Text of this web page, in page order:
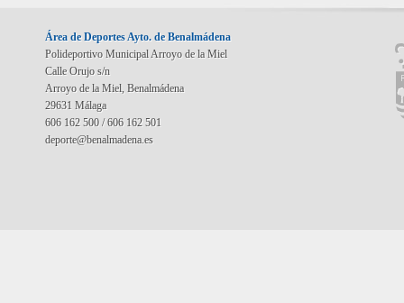
Área de Deportes Ayto. de Benalmádena
Polideportivo Municipal Arroyo de la Miel
Calle Orujo s/n
Arroyo de la Miel, Benalmádena
29631 Málaga
606 162 500 / 606 162 501
deporte@benalmadena.es